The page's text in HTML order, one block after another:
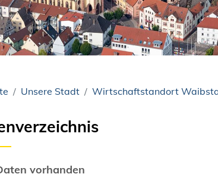
Unsere Stadt Wirtschaftstandort
vorhanden